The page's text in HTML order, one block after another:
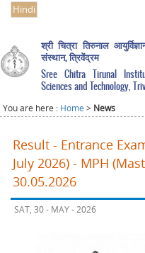
Hindi
श्री चित्रा तिरुनाल
संस्थान, त्रिवेंद्रम
Sree Chitra Tirunal
Sciences and Technology,
You are here : Home > News
Result - Entrance
July 2026) - MPH
30.05.2026
SAT, 30 - MAY - 2026